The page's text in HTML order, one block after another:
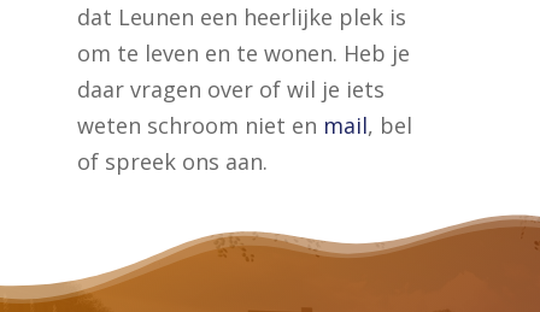
dat Leunen een heerlijke plek is
om te leven en te wonen. Heb je
daar vragen over of wil je iets
weten schroom niet en mail, bel
of spreek ons aan.